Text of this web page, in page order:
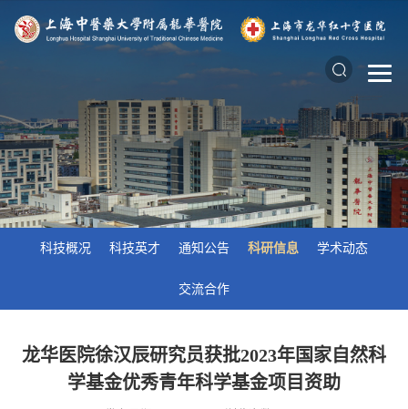
科技概况 科技英才 通知公告 科研信息 学术动态
交流合作
龙华医院徐汉辰研究员获批2023年国家自然科
学基金优秀青年科学基金项目资助